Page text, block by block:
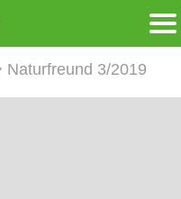
Naturfreund 3/2019